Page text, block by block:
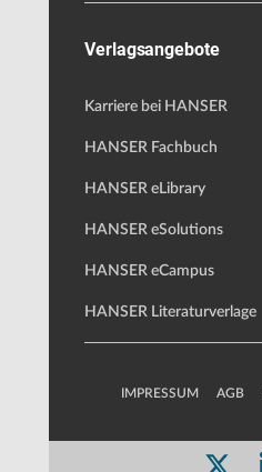
Verlagsangebote
Karriere bei HANSER
HANSER Fachbuch
HANSER eLibrary
HANSER eSolutions
HANSER eCampus
HANSER Literaturverlage
IMPRESSUM AGB